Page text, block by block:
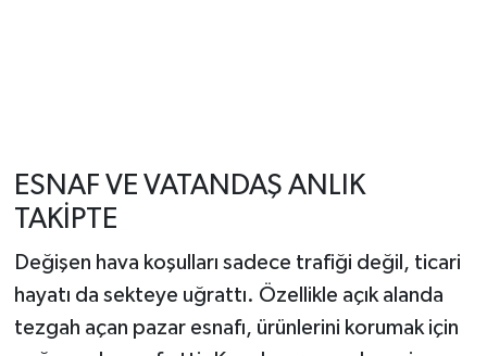
ESNAF VE VATANDAŞ ANLIK
TAKİPTE
Değişen hava koşulları sadece trafiği değil, ticari
hayatı da sekteye uğrattı. Özellikle açık alanda
tezgah açan pazar esnafı, ürünlerini korumak için